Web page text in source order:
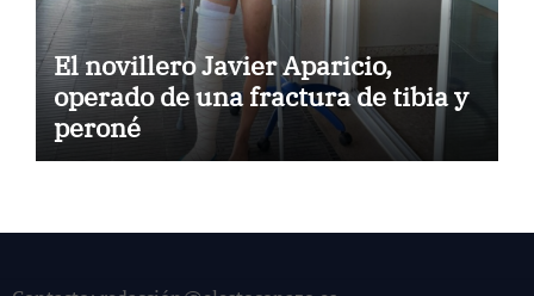
El novillero Javier Aparicio,
operado de una fractura de tibia y
peroné